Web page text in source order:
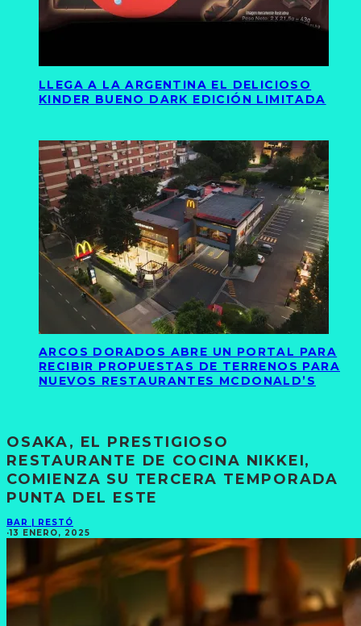
LLEGA A LA ARGENTINA EL DELICIOSO
KINDER BUENO DARK EDICIÓN LIMITADA
ARCOS DORADOS ABRE UN PORTAL PARA
RECIBIR PROPUESTAS DE TERRENOS PARA
NUEVOS RESTAURANTES MCDONALD’S
OSAKA, EL PRESTIGIOSO
RESTAURANTE DE COCINA NIKKEI,
COMIENZA SU TERCERA TEMPORADA
PUNTA DEL ESTE
BAR | RESTÓ
·13 ENERO, 2025